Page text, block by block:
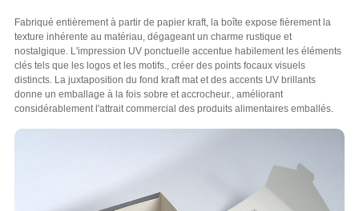
Fabriqué entièrement à partir de papier kraft, la boîte expose fièrement la
texture inhérente au matériau, dégageant un charme rustique et
nostalgique. L'impression UV ponctuelle accentue habilement les éléments
clés tels que les logos et les motifs., créer des points focaux visuels
distincts. La juxtaposition du fond kraft mat et des accents UV brillants
donne un emballage à la fois sobre et accrocheur., améliorant
considérablement l'attrait commercial des produits alimentaires emballés.